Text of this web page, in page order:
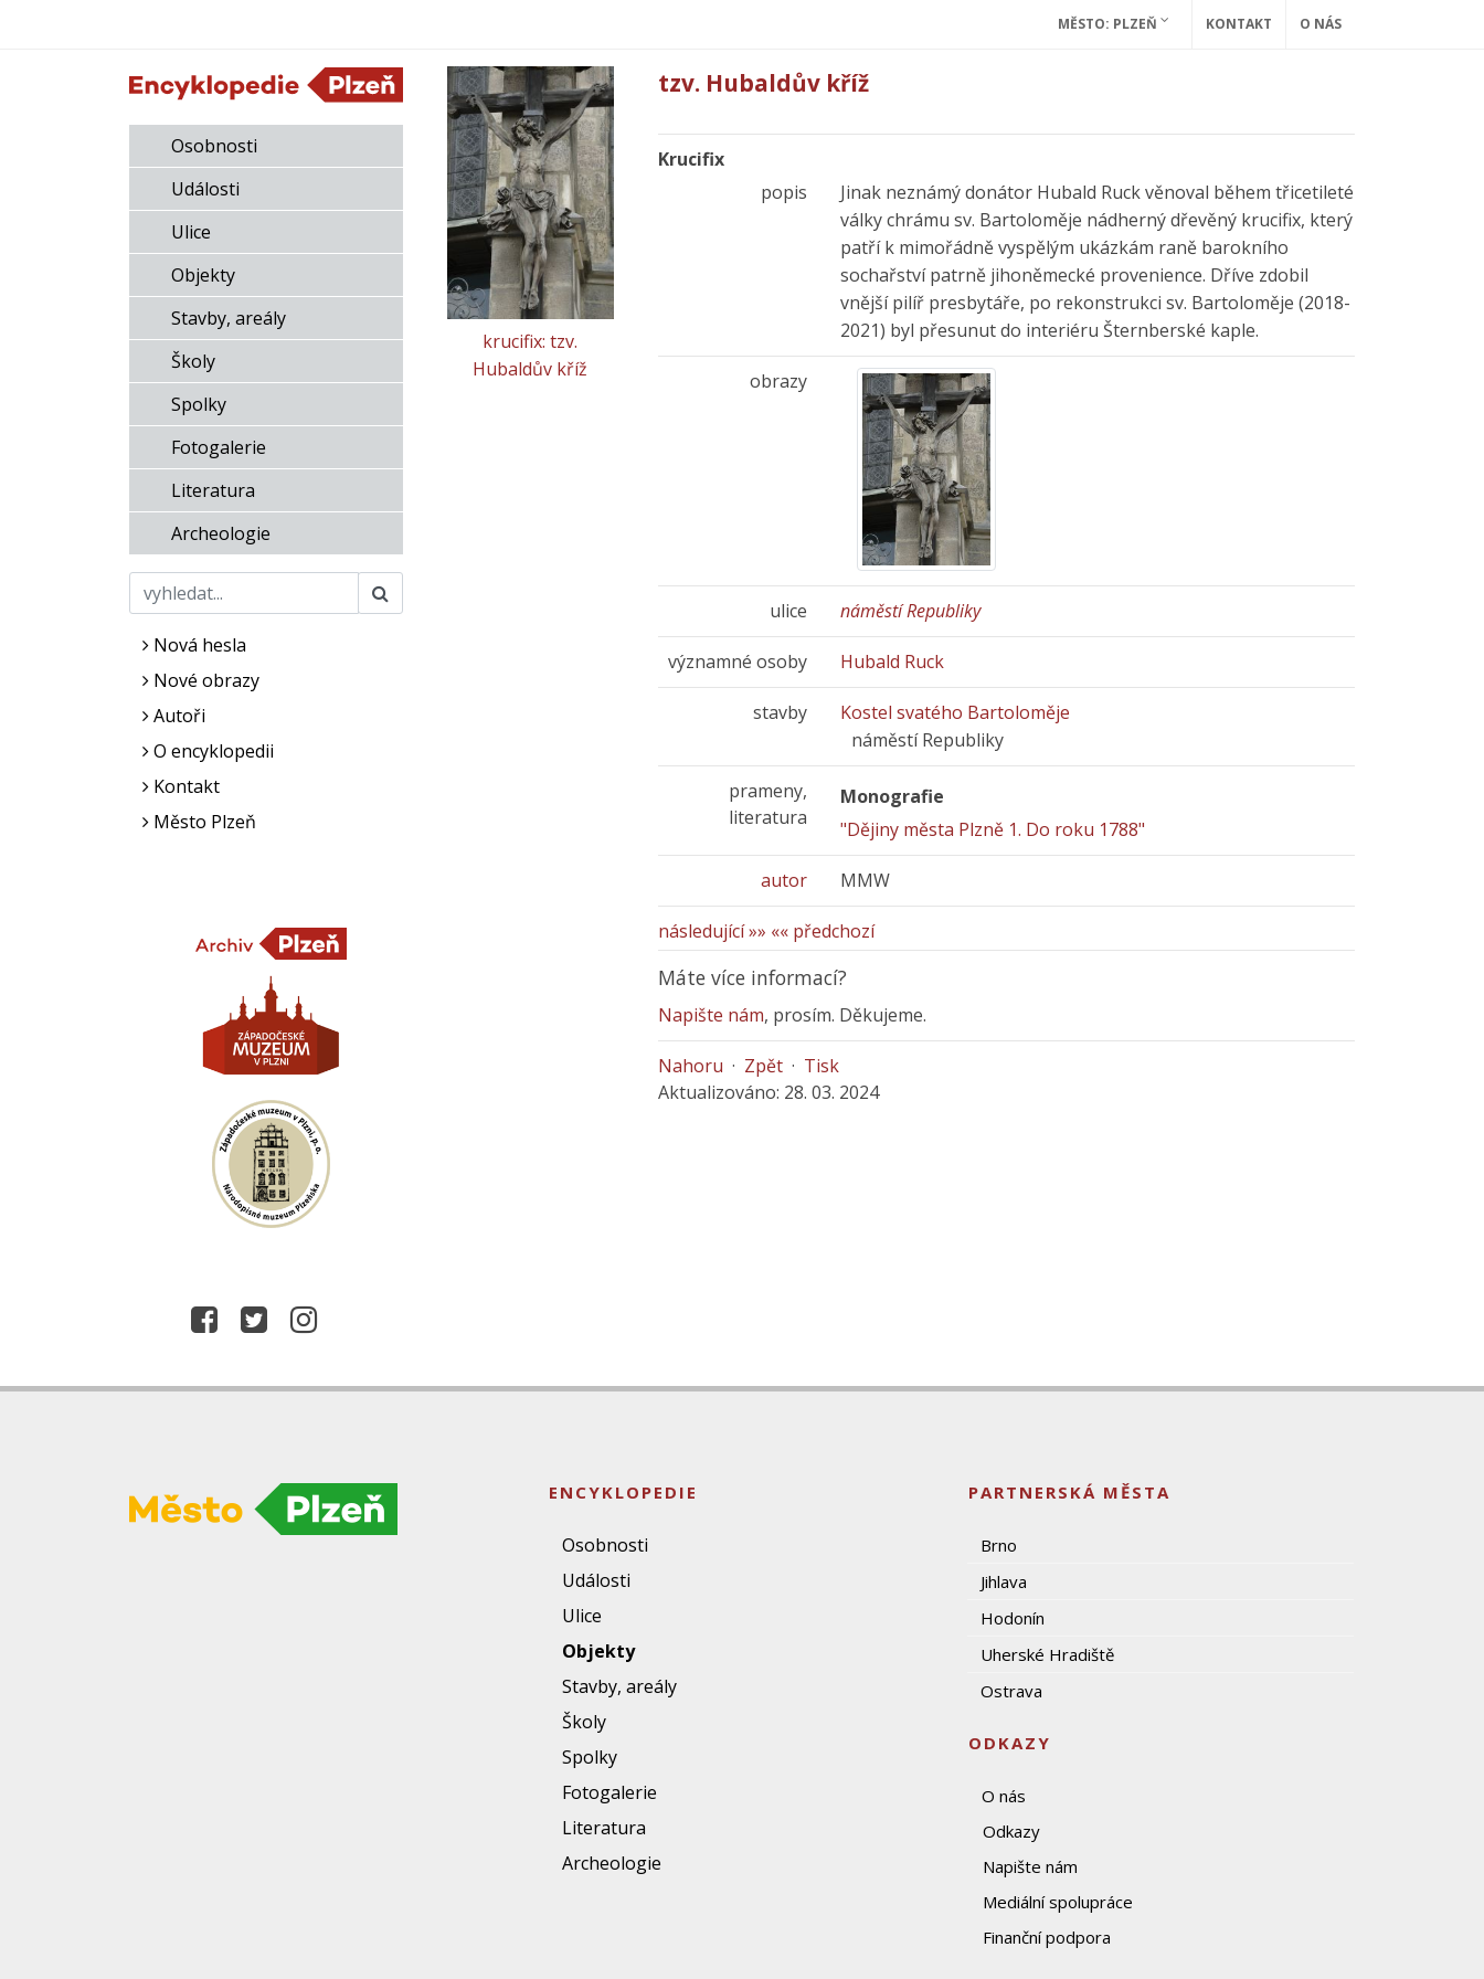
MĚSTO: PLZEŇ KONTAKT O NÁS
Osobnosti
Události
Ulice
Objekty
Stavby, areály
Školy
Spolky
Fotogalerie
Literatura
Archeologie
Nová hesla
Nové obrazy
Autoři
O encyklopedii
Kontakt
Město Plzeň
krucifix: tzv.
Hubaldův kříž
tzv. Hubaldův kříž
Krucifix
popis
Jinak neznámý donátor Hubald Ruck věnoval během třicetileté
války chrámu sv. Bartoloměje nádherný dřevěný krucifix, který
patří k mimořádně vyspělým ukázkám raně barokního
sochařství patrně jihoněmecké provenience. Dříve zdobil
vnější pilíř presbytáře, po rekonstrukci sv. Bartoloměje (2018-
2021) byl přesunut do interiéru Šternberské kaple.
obrazy
ulice náměstí Republiky
významné osoby Hubald Ruck
stavby
Kostel svatého Bartoloměje
náměstí Republiky
prameny,
literatura
Monografie
"Dějiny města Plzně 1. Do roku 1788"
autor MMW
následující »» «« předchozí
Máte více informací?
Napište nám, prosím. Děkujeme.
Nahoru · Zpět · Tisk
Aktualizováno: 28. 03. 2024
ENCYKLOPEDIE
Osobnosti
Události
Ulice
Objekty
Stavby, areály
Školy
Spolky
Fotogalerie
Literatura
Archeologie
PARTNERSKÁ MĚSTA
Brno
Jihlava
Hodonín
Uherské Hradiště
Ostrava
ODKAZY
O nás
Odkazy
Napište nám
Mediální spolupráce
Finanční podpora